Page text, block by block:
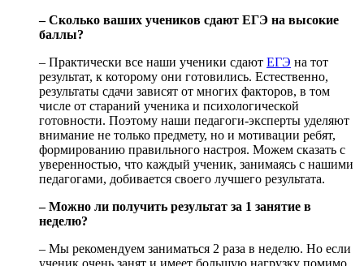
– Сколько ваших учеников сдают ЕГЭ на высокие
баллы?
– Практически все наши ученики сдают ЕГЭ на тот
результат, к которому они готовились. Естественно,
результаты сдачи зависят от многих факторов, в том
числе от стараний ученика и психологической
готовности. Поэтому наши педагоги-эксперты уделяют
внимание не только предмету, но и мотивации ребят,
формированию правильного настроя. Можем сказать с
уверенностью, что каждый ученик, занимаясь с нашими
педагогами, добивается своего лучшего результата.
– Можно ли получить результат за 1 занятие в
неделю?
– Мы рекомендуем заниматься 2 раза в неделю. Но если
ученик очень занят и имеет большую нагрузку помимо